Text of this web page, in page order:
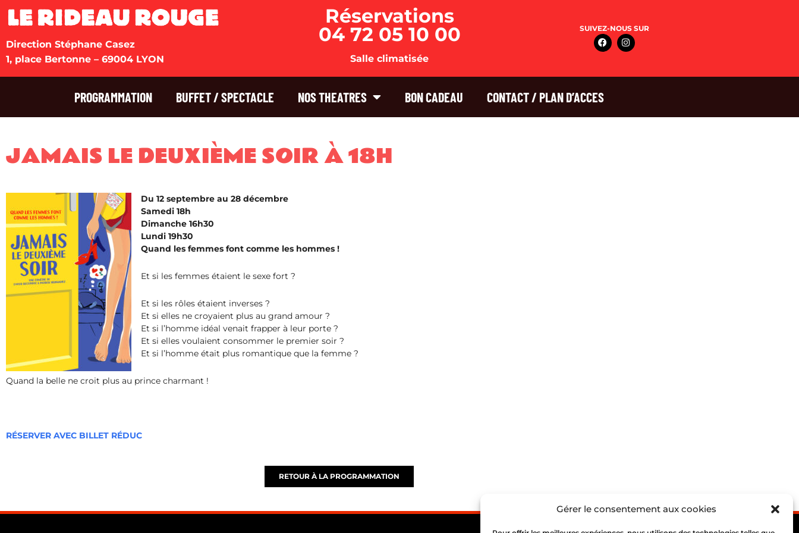
Gérer le consentement aux cookies
Direction Stéphane Casez
1, place Bertonne – 69004 LYON
Réservations
04 72 05 10 00
Salle climatisée
SUIVEZ-NOUS SUR
PROGRAMMATION BUFFET / SPECTACLE NOS THEATRES BON CADEAU CONTACT / PLAN D’ACCES
JAMAIS LE DEUXIÈME SOIR À 18H
Du 12 septembre au 28 décembre
Samedi 18h
Dimanche 16h30
Lundi 19h30
Quand les femmes font comme les hommes !
Et si les femmes étaient le sexe fort ?
Et si les rôles étaient inverses ?
Et si elles ne croyaient plus au grand amour ?
Et si l’homme idéal venait frapper à leur porte ?
Et si elles voulaient consommer le premier soir ?
Et si l’homme était plus romantique que la femme ?
Quand la belle ne croit plus au prince charmant !
RÉSERVER AVEC BILLET RÉDUC
RETOUR À LA PROGRAMMATION